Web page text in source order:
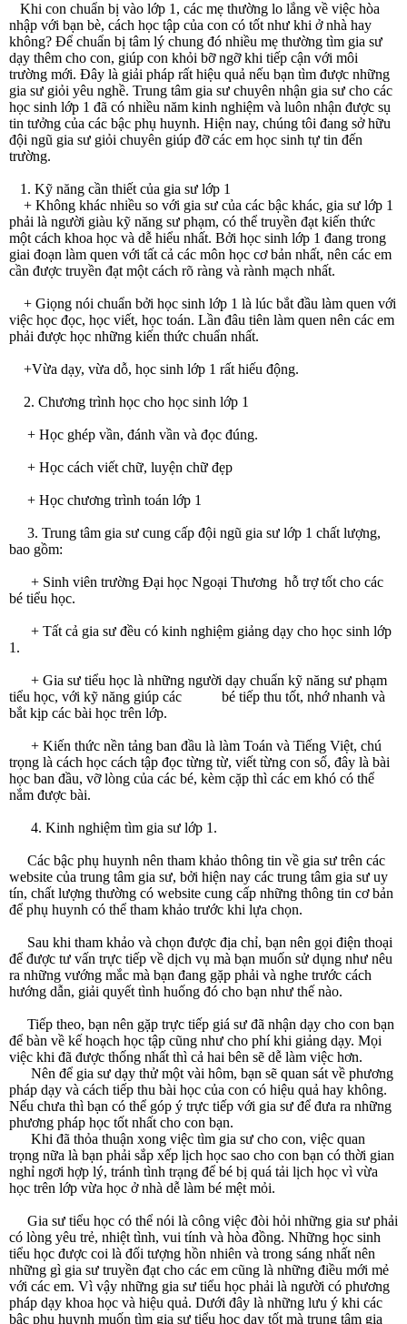
Khi con chuẩn bị vào lớp 1, các mẹ thường lo lắng về việc hòa
nhập với bạn bè, cách học tập của con có tốt như khi ở nhà hay
không? Để chuẩn bị tâm lý chung đó nhiều mẹ thường tìm gia sư
dạy thêm cho con, giúp con khỏi bỡ ngỡ khi tiếp cận với môi
trường mới. Đây là giải pháp rất hiệu quả nếu bạn tìm được những
gia sư giỏi yêu nghề. Trung tâm gia sư chuyên nhận gia sư cho các
học sinh lớp 1 đã có nhiều năm kinh nghiệm và luôn nhận được sụ
tin tưởng của các bậc phụ huynh. Hiện nay, chúng tôi đang sở hữu
đội ngũ gia sư giỏi chuyên giúp đỡ các em học sinh tự tin đến
trường.
1. Kỹ năng cần thiết của gia sư lớp 1
+ Không khác nhiều so với gia sư của các bậc khác, gia sư lớp 1
phải là người giàu kỹ năng sư phạm, có thể truyền đạt kiến thức
một cách khoa học và dễ hiểu nhất. Bởi học sinh lớp 1 đang trong
giai đoạn làm quen với tất cả các môn học cơ bản nhất, nên các em
cần được truyền đạt một cách rõ ràng và rành mạch nhất.
+ Giọng nói chuẩn bởi học sinh lớp 1 là lúc bắt đầu làm quen với
việc học đọc, học viết, học toán. Lần đâu tiên làm quen nên các em
phải được học những kiến thức chuẩn nhất.
+Vừa dạy, vừa dỗ, học sinh lớp 1 rất hiếu động.
2. Chương trình học cho học sinh lớp 1
+ Học ghép vần, đánh vần và đọc đúng.
+ Học cách viết chữ, luyện chữ đẹp
+ Học chương trình toán lớp 1
3. Trung tâm gia sư cung cấp đội ngũ gia sư lớp 1 chất lượng,
bao gồm:
+ Sinh viên trường Đại học Ngoại Thương hỗ trợ tốt cho các
bé tiểu học.
+ Tất cả gia sư đều có kinh nghiệm giảng dạy cho học sinh lớp
1.
+ Gia sư tiểu học là những người dạy chuẩn kỹ năng sư phạm
tiểu học, với kỹ năng giúp các bé tiếp thu tốt, nhớ nhanh và
bắt kịp các bài học trên lớp.
+ Kiến thức nền tảng ban đầu là làm Toán và Tiếng Việt, chú
trọng là cách học cách tập đọc từng từ, viết từng con số, đây là bài
học ban đầu, vỡ lòng của các bé, kèm cặp thì các em khó có thể
nắm được bài.
4. Kinh nghiệm tìm gia sư lớp 1.
Các bậc phụ huynh nên tham khảo thông tin về gia sư trên các
website của trung tâm gia sư, bởi hiện nay các trung tâm gia sư uy
tín, chất lượng thường có website cung cấp những thông tin cơ bản
để phụ huynh có thể tham khảo trước khi lựa chọn.
Sau khi tham khảo và chọn được địa chỉ, bạn nên gọi điện thoại
để được tư vấn trực tiếp về dịch vụ mà bạn muốn sử dụng như nêu
ra những vướng mắc mà bạn đang gặp phải và nghe trước cách
hướng dẫn, giải quyết tình huống đó cho bạn như thế nào.
Tiếp theo, bạn nên gặp trực tiếp giá sư đã nhận dạy cho con bạn
để bàn về kế hoạch học tập cũng như cho phí khi giảng dạy. Mọi
việc khi đã được thống nhất thì cả hai bên sẽ dễ làm việc hơn.
Nên để gia sư dạy thử một vài hôm, bạn sẽ quan sát về phương
pháp dạy và cách tiếp thu bài học của con có hiệu quả hay không.
Nếu chưa thì bạn có thể góp ý trực tiếp với gia sư để đưa ra những
phương pháp học tốt nhất cho con bạn.
Khi đã thỏa thuận xong việc tìm gia sư cho con, việc quan
trọng nữa là bạn phải sắp xếp lịch học sao cho con bạn có thời gian
nghỉ ngơi hợp lý, tránh tình trạng để bé bị quá tải lịch học vì vừa
học trên lớp vừa học ở nhà dễ làm bé mệt mỏi.
Gia sư tiểu học có thể nói là công việc đòi hỏi những gia sư phải
có lòng yêu trẻ, nhiệt tình, vui tính và hòa đồng. Những học sinh
tiểu học được coi là đối tượng hồn nhiên và trong sáng nhất nên
những gì gia sư truyền đạt cho các em cũng là những điều mới mẻ
với các em. Vì vậy những gia sư tiểu học phải là người có phương
pháp dạy khoa học và hiệu quả. Dưới đây là những lưu ý khi các
bậc phụ huynh muốn tìm gia sư tiểu học dạy tốt mà trung tâm gia